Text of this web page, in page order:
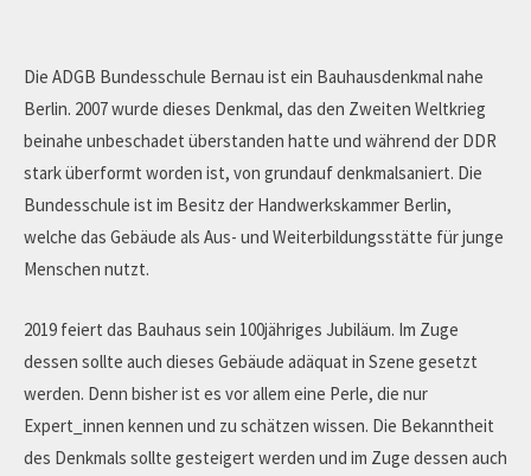
Die ADGB Bundesschule Bernau ist ein Bauhausdenkmal nahe
Berlin. 2007 wurde dieses Denkmal, das den Zweiten Weltkrieg
beinahe unbeschadet überstanden hatte und während der DDR
stark überformt worden ist, von grundauf denkmalsaniert. Die
Bundesschule ist im Besitz der Handwerkskammer Berlin,
welche das Gebäude als Aus- und Weiterbildungsstätte für junge
Menschen nutzt.
2019 feiert das Bauhaus sein 100jähriges Jubiläum. Im Zuge
dessen sollte auch dieses Gebäude adäquat in Szene gesetzt
werden. Denn bisher ist es vor allem eine Perle, die nur
Expert_innen kennen und zu schätzen wissen. Die Bekanntheit
des Denkmals sollte gesteigert werden und im Zuge dessen auch